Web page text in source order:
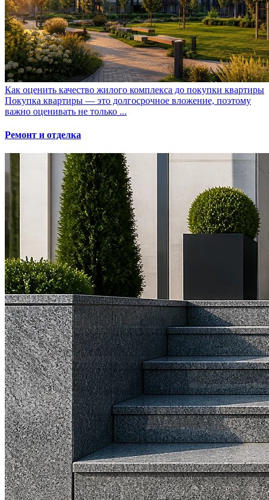
Как оценить качество жилого комплекса до покупки квартиры
Покупка квартиры — это долгосрочное вложение, поэтому
важно оценивать не только ...
Ремонт и отделка